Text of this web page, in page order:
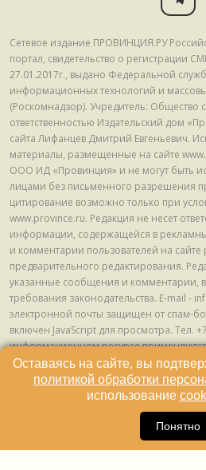
Сетевое издание ПРОВИНЦИЯ.РУ
портал, свидетельство о регистрации
27.01.2017г., выдано Федеральной
информационных технологий и
(Роскомнадзор). Учредитель: Общество
ответственностью Издательский дом
сайта Лифанцев Дмитрий Евгеньевич.
материалы, размещенные на сайте
ООО ИД «Провинция» и не могут быть
лицами без письменного разрешения
цитирование возможно только при
www.province.ru. Редакция не несет
информации, содержащейся в
и комментарии пользователей на
предварительного редактирования.
указанные сообщения и комментарии,
требования законодательства. E-mail -
электронной почты защищен от спам-
включен JavaScript для просмотра. Tел.
информационном ресурсе
технологии (информационные
информации на основе сбора,
относящихся к предпочтениям
находящихся на территории
Оставаясь на сайте, вы
политикой обработки
использование
Понятно